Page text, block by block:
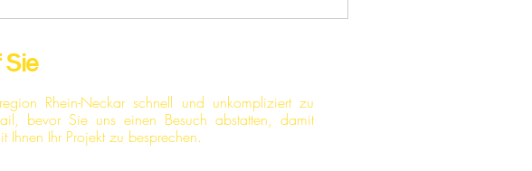
Rhein-Neckar schnell und unkompliziert zu
bevor Sie uns einen Besuch abstatten, damit
Ihr Projekt zu besprechen.